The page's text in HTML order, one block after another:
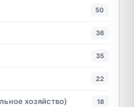
50
36
35
22
хозяйство) 18